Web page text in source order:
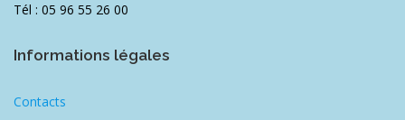
Tél : 05 96 55 26 00
Informations légales
Contacts